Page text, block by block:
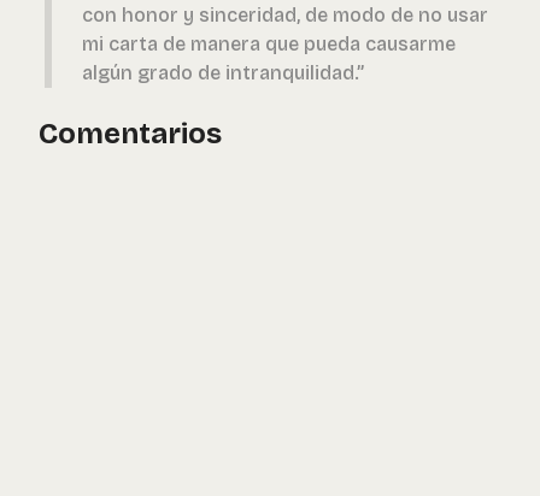
con honor y sinceridad, de modo de no usar
mi carta de manera que pueda causarme
algún grado de intranquilidad.”
Comentarios